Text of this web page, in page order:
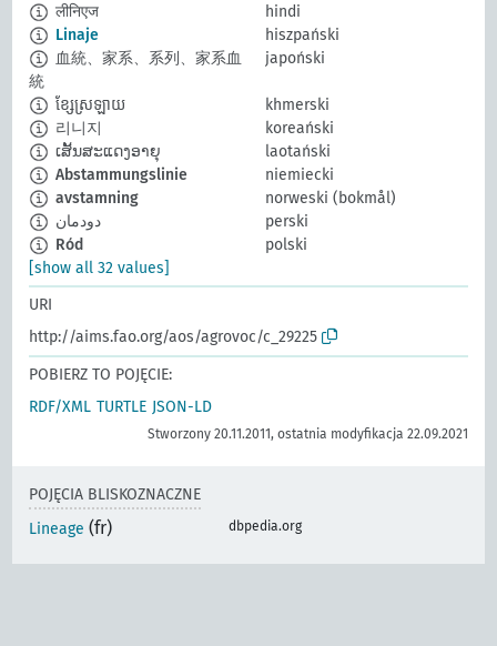
लीनिएज
hindi
Linaje
hiszpański
血統、家系、系列、家系血
統
japoński
ខ្សែស្រឡាយ
khmerski
리니지
koreański
ເສັ້ນສະແດງອາຍຸ
laotański
Abstammungslinie
niemiecki
avstamning
norweski (bokmål)
دودمان
perski
Ród
polski
[show all 32 values]
URI
http://aims.fao.org/aos/agrovoc/c_29225
POBIERZ TO POJĘCIE:
RDF/XML TURTLE JSON-LD
Stworzony 20.11.2011, ostatnia modyfikacja 22.09.2021
POJĘCIA BLISKOZNACZNE
Lineage (fr) dbpedia.org